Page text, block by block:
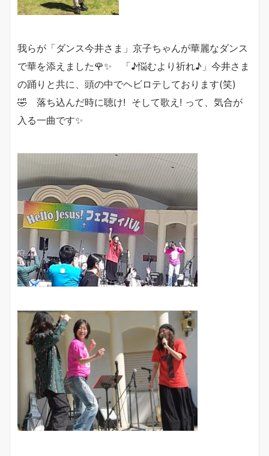
我らが「ダンス今井さま」京子ちゃんが華麗なダンス
で華を添えました🌹✨ 「♪悩むより祈れ♪」今井さま
の踊りと共に、頭の中でヘビロテしております(笑)
🤣 落ち込んだ時に聴け! そして歌え! って、気合が
入る一曲です✨